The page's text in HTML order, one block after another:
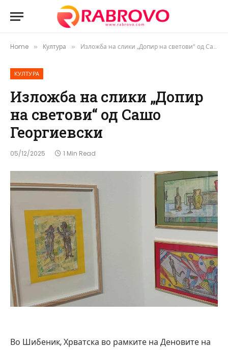
Home » Култура » Изложба на слики „Допир на светови“ од Сашо Георгиевски
КУЛТУРА
Изложба на слики „Допир
на светови“ од Сашо
Георгиевски
05/12/2025 1 Min Read
Во Шибеник, Хрватска во рамките на Деновите на